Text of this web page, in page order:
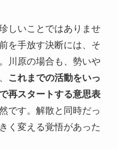
しいことではありませ
を手放す決断には、そ
川原の場合も、勢いや
これまでの活動をいっ
再スタートする意思表
です。解散と同時だっ
く変える覚悟があった